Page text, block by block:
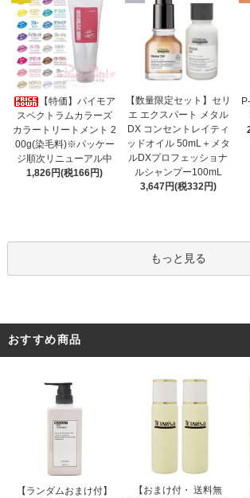
【特価】パイモア
スペクトラムカラーズ
カラートリートメント 2
00g(染毛料)※パッケー
ジ順次リニューアル中
1,826円(税166円)
【数量限定セット】セリ
エ エクスパート メタル
DX コンセントレイティ
ッドオイル 50mL＋メタ
ルDXプロフェッショナ
ルシャンプー100mL
3,647円(税332円)
もっと見る
おすすめ商品
【ランダムおまけ付】
【おまけ付・ 送料無